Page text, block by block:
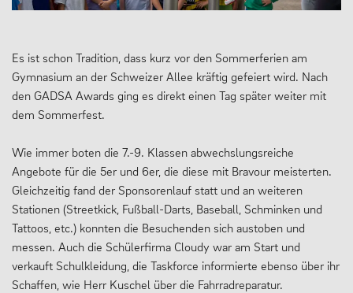
Es ist schon Tradition, dass kurz vor den Sommerferien am
Gymnasium an der Schweizer Allee kräftig gefeiert wird. Nach
den GADSA Awards ging es direkt einen Tag später weiter mit
dem Sommerfest.
Wie immer boten die 7.-9. Klassen abwechslungsreiche
Angebote für die 5er und 6er, die diese mit Bravour meisterten.
Gleichzeitig fand der Sponsorenlauf statt und an weiteren
Stationen (Streetkick, Fußball-Darts, Baseball, Schminken und
Tattoos, etc.) konnten die Besuchenden sich austoben und
messen. Auch die Schülerfirma Cloudy war am Start und
verkauft Schulkleidung, die Taskforce informierte ebenso über ihr
Schaffen, wie Herr Kuschel über die Fahrradreparatur.